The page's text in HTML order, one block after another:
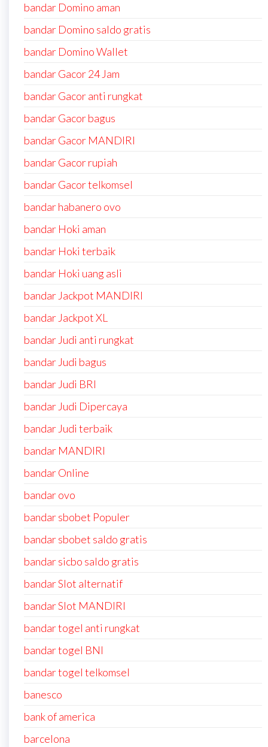
bandar Domino aman
bandar Domino saldo gratis
bandar Domino Wallet
bandar Gacor 24 Jam
bandar Gacor anti rungkat
bandar Gacor bagus
bandar Gacor MANDIRI
bandar Gacor rupiah
bandar Gacor telkomsel
bandar habanero ovo
bandar Hoki aman
bandar Hoki terbaik
bandar Hoki uang asli
bandar Jackpot MANDIRI
bandar Jackpot XL
bandar Judi anti rungkat
bandar Judi bagus
bandar Judi BRI
bandar Judi Dipercaya
bandar Judi terbaik
bandar MANDIRI
bandar Online
bandar ovo
bandar sbobet Populer
bandar sbobet saldo gratis
bandar sicbo saldo gratis
bandar Slot alternatif
bandar Slot MANDIRI
bandar togel anti rungkat
bandar togel BNI
bandar togel telkomsel
banesco
bank of america
barcelona